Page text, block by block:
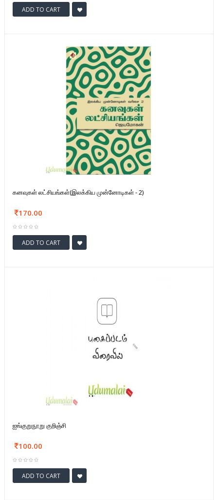
ADD TO CART
கனவுகள் லட்சியங்கள்(இலக்கிய முன்னோடிகள் - 2)
170.00
ADD TO CART
ஐங்குறுநூறு குறிஞ்சி
100.00
ADD TO CART